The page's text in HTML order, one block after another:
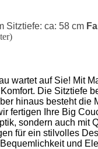
Sitztiefe: ca: 58 cm
wartet auf Sie! Mit
Die Sitztiefe
hinaus besteht
fertigen Ihre Big
sondern auch
für ein stilvolles
und